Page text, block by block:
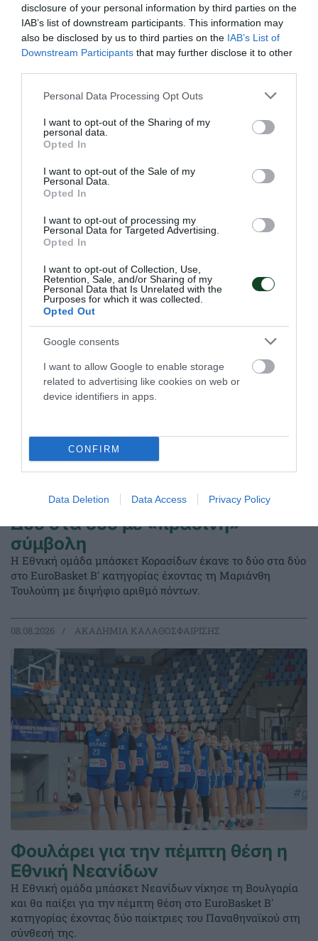
disclosure of your personal information by third parties on the
IAB’s list of downstream participants. This information may
also be disclosed by us to third parties on the IAB’s List of
Downstream Participants that may further disclose it to other
Please note that this website/app uses one or more Google
not limited to your visit or usage behaviour. You may click to
grant or deny consent to Google and its third-party tags to
use your data for below specified purposes in below Google
consent section.
Personal Data Processing Opt Outs
I want to opt-out of the Sharing of my
personal data.
Opted In
I want to opt-out of the Sale of my
Personal Data.
Opted In
I want to opt-out of processing my
Personal Data for Targeted Advertising.
Opted In
I want to opt-out of Collection, Use,
Retention, Sale, and/or Sharing of my
Personal Data that Is Unrelated with the
Purposes for which it was collected.
Opted Out
Google consents
I want to allow Google to enable storage
related to advertising like cookies on web or
device identifiers in apps.
CONFIRM
Data Deletion Data Access Privacy Policy
Σαν σήμερα το 1966-Με τρέλα
άλλο ένα …στο πινγκ πονγκ!
Σπουδαία εμφάνιση πραγματοποίησαν οι αθλητές της
επιτραπέζιας αντισφαίρισης του «τριφυλλιού» σαν σήμερα
και ο Σύλλογος δεν λησμονεί τη στιγμή.
23.05.2026 ΠΙΝΓΚ ΠΟΝΓΚ ΑΝΔΡΩΝ
ΤΕΛΕΥΤΑΙΑ ΝΕΑ
Δύο στα δύο με «πράσινη»
σύμβολη
Η Εθνική ομάδα μπάσκετ Κορασίδων έκανε το δύο στα δύο
στο EuroBasket Β' κατηγορίας έχοντας τη Μαριάνθη
Τουλούπη με διψήφιο αριθμό πόντων.
08.08.2026 ΑΚΑΔΗΜΙΑ ΚΑΛΑΘΟΣΦΑΙΡΙΣΗΣ
Φουλάρει για την πέμπτη θέση η
Εθνική Νεανίδων
Η Εθνική ομάδα μπάσκετ Νεανίδων νίκησε τη Βουλγαρία
και θα παίξει για την πέμπτη θέση στο EuroBasket Β'
κατηγορίας έχοντας δύο παίκτριες του Παναθηναϊκού στη
σύνθεσή της.